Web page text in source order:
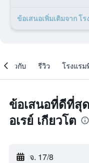
ข้อเสนอเพิ่มเติมจาก โร
เกี่ยวกับ รีวิว โรงแร
ข้อเสนอที่ดีที่สุ
อเรย์ เกียวโต
จ. 17/8